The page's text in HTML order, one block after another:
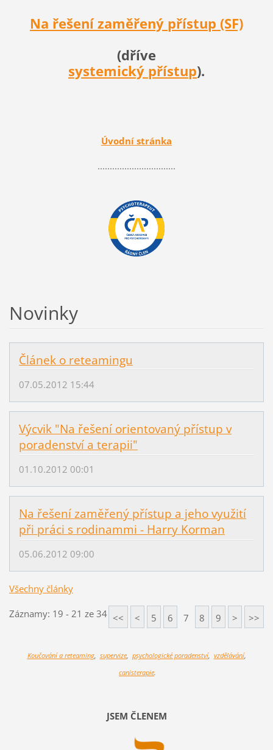
Na řešení zaměřený přístup (SF)
(dříve
systemický přístup).
Úvodní stránka
................................
Novinky
Článek o reteamingu
07.05.2012 15:44
Výcvik "Na řešení orientovaný přístup v
poradenství a terapii"
01.10.2012 00:01
Na řešení zaměřený přístup a jeho využití
při práci s rodinammi - Harry Korman
05.06.2012 09:00
Všechny články
Záznamy: 19 - 21 ze 34 << < 5 6 7 8 9 > >>
Koučování a reteaming, supervize, psychologické poradenství, vzdělávání,
canisterapie.
JSEM ČLENEM